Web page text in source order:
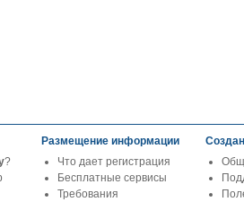
?
Размещение информации
Что дает регистрация
Бесплатные сервисы
Требования